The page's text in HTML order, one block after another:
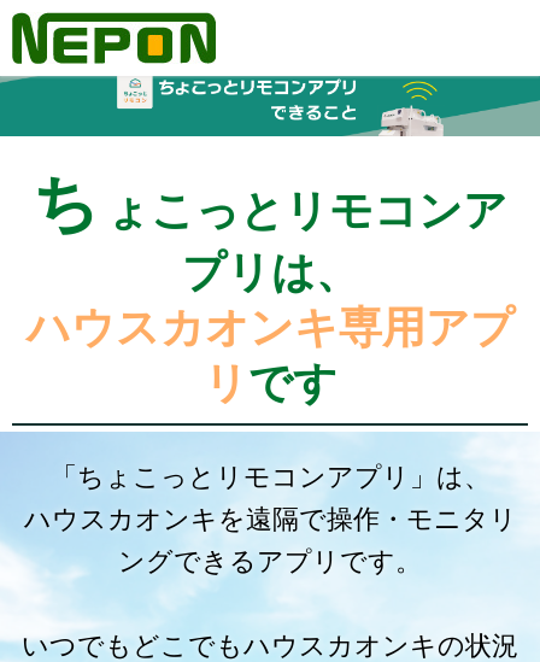
ち ょこっとリモコンア
プリは、
ハウスカオンキ専用アプ
リ です
「ちょこっとリモコンアプリ」は、
ハウスカオンキを遠隔で操作・モニタリ
ングできるアプリです。
いつでもどこでもハウスカオンキの状況